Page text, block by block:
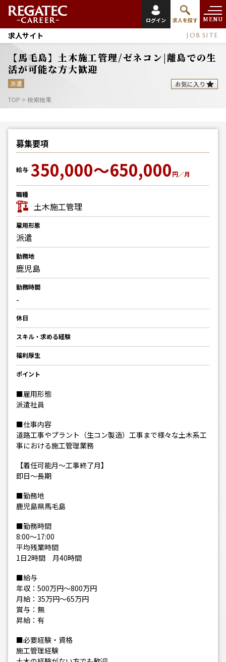
ログイン 求人を探す MENU
求人サイト JOB SITE
【馬毛島】土木施工管理/ゼネコン|離島での生
活が可能な方大歓迎
派遣
お気に入り
TOP > 検索結果
募集要項
給与 350,000～650,000円／月
職種
土木施工管理
雇用形態
派遣
勤務地
鹿児島
勤務時間
-
休日
スキル・求める経験
福利厚生
ポイント
■雇用形態
派遣社員
■仕事内容
道路工事やプラント（生コン製造）工事まで様々な土木系工
事における施工管理業務
【着任可能月～工事終了月】
即日～長期
■勤務地
鹿児島県馬毛島
■勤務時間
8:00～17:00
平均残業時間
1日2時間 月40時間
■給与
年収：500万円～800万円
月給：35万円～65万円
賞与：無
昇給：有
■必要経験・資格
施工管理経験